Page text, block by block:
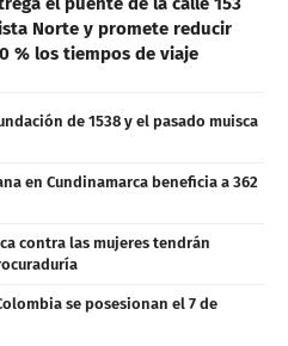
Norte y promete reducir
% los tiempos de viaje
de 1538 y el pasado muisca
en Cundinamarca beneficia a 362
contra las mujeres tendrán
se posesionan el 7 de